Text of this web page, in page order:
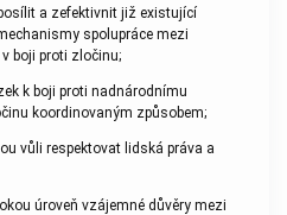
a zefektivnit již existující
spolupráce mezi
boji proti zločinu;
k boji proti nadnárodnímu
koordinovaným způsobem;
vůli respektovat lidská práva a
úroveň vzájemné důvěry mezi